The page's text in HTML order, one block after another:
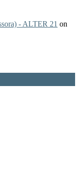
- ALTER 21 on